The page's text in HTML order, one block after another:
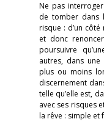
Ne pas
de tomber dans
risque : d’un
et donc
poursuivre
autres, dans
plus ou moins
discernement
telle qu’elle est,
avec ses risques
la rêve : simple et